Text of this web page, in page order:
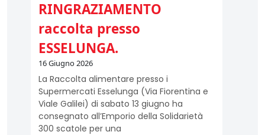
RINGRAZIAMENTO
raccolta presso
ESSELUNGA.
16 Giugno 2026
La Raccolta alimentare presso i
Supermercati Esselunga (Via Fiorentina e
Viale Galilei) di sabato 13 giugno ha
consegnato all’Emporio della Solidarietà
300 scatole per una